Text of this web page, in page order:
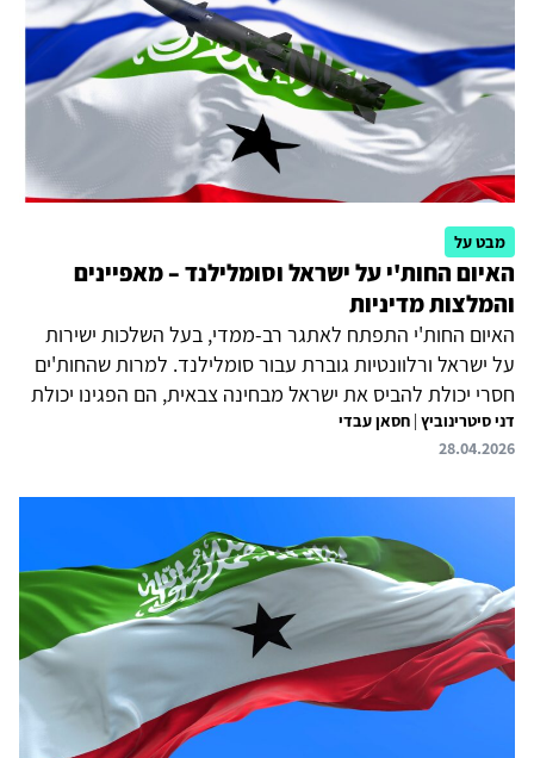
מבט על
האיום החות'י על ישראל וסומלילנד – מאפיינים
והמלצות מדיניות
האיום החות'י התפתח לאתגר רב-ממדי, בעל השלכות ישירות
על ישראל ורלוונטיות גוברת עבור סומלילנד. למרות שהחות'ים
חסרי יכולת להביס את ישראל מבחינה צבאית, הם הפגינו יכולת
להרחיב את ההיקף הגיאוגרפי של העימות, לשבש נתיבי סחר
ימיים קריטיים בים האדום ולשמש כלי מרכזי באסטרטגיה
למרכזיים יותר ובה בעת בלתי צפויים יותר. על רקע זה, מערכת
היחסים המתגבשת בין ישראל לסומלילנד משקפת תמורות
גיאופוליטיות נרחבות, המחברות בין המזרח התיכון לקרן
אפריקה....
דני סיטרינוביץ | חסאן עבדי
28.04.2026